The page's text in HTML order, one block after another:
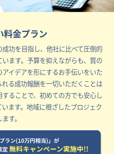
料金プラン
功を目指し、他社に比べて圧倒的
ます。予算を抑えながらも、質の
イデアを形にするお手伝いをいた
る成功報酬を一切いただくことは
ることで、初めての方でも安心し
ます。地域に根ざしたプロジェク
す。